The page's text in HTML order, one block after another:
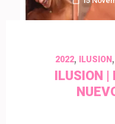
2022, ILUSION ,
ILUSION |